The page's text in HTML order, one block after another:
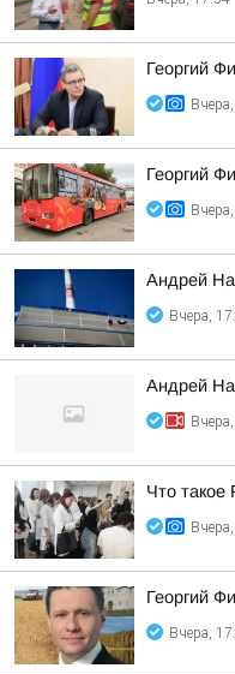
Георгий
Георгий
Андрей
Вчера,
Андрей
Что такое
Георгий
Вчера,